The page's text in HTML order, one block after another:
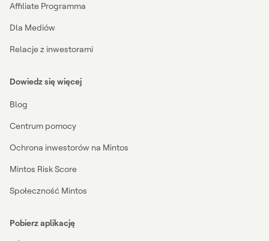
Affiliate Programma
Dla Mediów
Relacje z inwestorami
Dowiedz się więcej
Blog
Centrum pomocy
Ochrona inwestorów na Mintos
Mintos Risk Score
Społeczność Mintos
Pobierz aplikację